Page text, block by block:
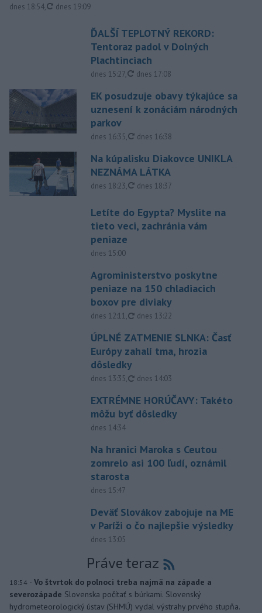
dnes 18:54, aktualizované
dnes 19:09
ĎALŠÍ TEPLOTNÝ REKORD:
Tentoraz padol v Dolných
Plachtinciach
dnes 15:27, aktualizované
dnes 17:08
EK posudzuje obavy týkajúce sa
uznesení k zonáciám národných
parkov
dnes 16:35, aktualizované
dnes 16:38
Na kúpalisku Diakovce UNIKLA
NEZNÁMA LÁTKA
dnes 18:23, aktualizované
dnes 18:37
Letíte do Egypta? Myslite na
tieto veci, zachránia vám
peniaze
dnes 15:00
Agroministerstvo poskytne
peniaze na 150 chladiacich
boxov pre diviaky
dnes 12:11, aktualizované
dnes 13:22
ÚPLNÉ ZATMENIE SLNKA: Časť
Európy zahalí tma, hrozia
dôsledky
dnes 13:35, aktualizované
dnes 14:03
EXTRÉMNE HORÚČAVY: Takéto
môžu byť dôsledky
dnes 14:34
Na hranici Maroka s Ceutou
zomrelo asi 100 ľudí, oznámil
starosta
dnes 15:47
Deväť Slovákov zabojuje na ME
v Paríži o čo najlepšie výsledky
dnes 13:05
Práve teraz
18:54 - Vo štvrtok do polnoci treba najmä na západe a
severozápade Slovenska počítať s búrkami. Slovenský
hydrometeorologický ústav (SHMÚ) vydal výstrahy prvého stupňa.